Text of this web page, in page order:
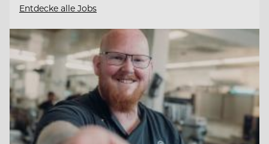
Entdecke alle Jobs